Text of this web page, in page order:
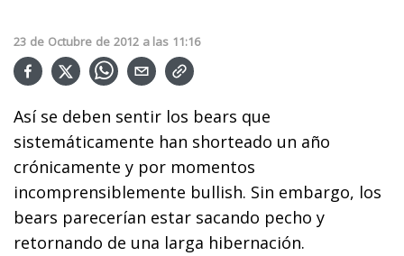
23 de Octubre de 2012 a las 11:16
Así se deben sentir los bears que
sistemáticamente han shorteado un año
crónicamente y por momentos
incomprensiblemente bullish. Sin embargo, los
bears parecerían estar sacando pecho y
retornando de una larga hibernación.